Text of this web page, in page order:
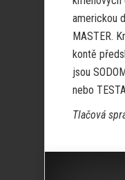
americkou
MASTER.
kontě
jsou
nebo
Tlačová